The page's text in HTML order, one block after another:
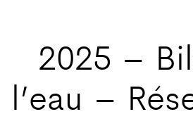
2025 –
l’eau –